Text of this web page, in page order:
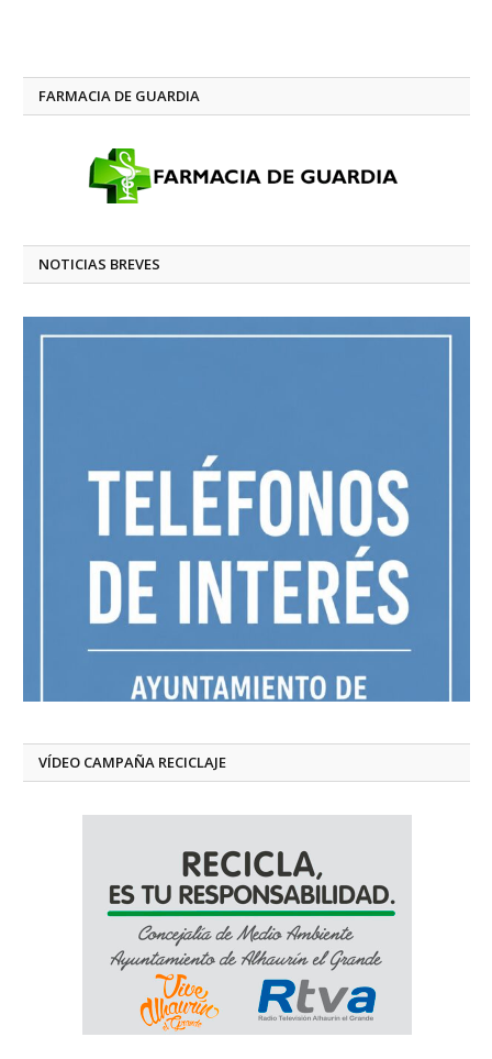
FARMACIA DE GUARDIA
NOTICIAS BREVES
VÍDEO CAMPAÑA RECICLAJE